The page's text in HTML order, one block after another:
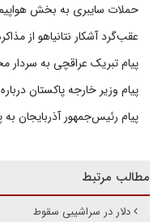
حملات سایبری به بخش
عقب‌گرد آشکار نتانیاهو از
پیام تبریک عراقچی به
پیام وزیر خارجه پاکستان
پیام رئیس‌جمهور آذربایجان به
مطالب مرتبط
دلار در سراشیبی سقوط